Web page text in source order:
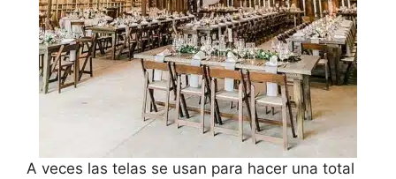
A veces las telas se usan para hacer una total